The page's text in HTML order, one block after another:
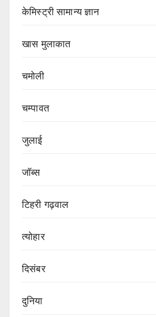
केमिस्ट्री सामान्य ज्ञान
खास मुलाकात
चमोली
चम्पावत
जुलाई
जॉब्स
टिहरी गढ़वाल
त्योहार
दिसंबर
दुनिया